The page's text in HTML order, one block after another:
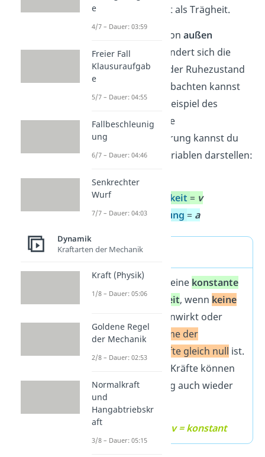
diese Eigenschaft als Trägheit.
Erst durch eine von außen
wirkende Kraft
ändert sich die
Bewegung oder der Ruhezustand
des Körpers. Beobachten kannst
du das bei dem Beispiel des
Busfahrens. Diese
Bewegungsänderung kannst du
mit folgenden Variablen darstellen:
Kraft =
Geschwindigkeit = v
Beschleunigung = a
Merke
Ein Körper hat eine konstante
Geschwindigkeit, wenn keine
auf ihn einwirkt oder
wenndie Summe der
wirkenden Kräfte gleich null ist.
Die wirkenden Kräfte können
sich gegenseitig auch wieder
aufheben.
v = konstant
e
4/7 – Dauer: 03:59
Freier Fall
Klausuraufgab
e
5/7 – Dauer: 04:55
Fallbeschleunig
ung
6/7 – Dauer: 04:46
Senkrechter
Wurf
7/7 – Dauer: 04:03
Dynamik
Kraftarten der Mechanik
Kraft (Physik)
1/8 – Dauer: 05:06
Goldene Regel
der Mechanik
2/8 – Dauer: 02:53
Normalkraft
und
Hangabtriebskr
aft
3/8 – Dauer: 05:15